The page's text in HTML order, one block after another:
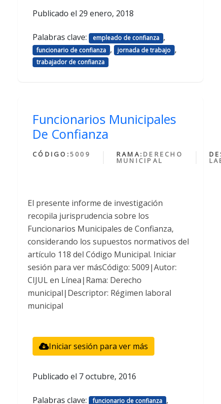
Publicado el 29 enero, 2018
Palabras clave: empleado de confianza ,
funcionario de confianza , jornada de trabajo ,
trabajador de confianza
Funcionarios Municipales
De Confianza
CÓDIGO:5009 RAMA: DERECHO
MUNICIPAL
El presente informe de investigación
recopila jurisprudencia sobre los
Funcionarios Municipales de Confianza,
considerando los supuestos normativos del
artículo 118 del Código Municipal. Iniciar
sesión para ver másCódigo: 5009|Autor:
CIJUL en Línea|Rama: Derecho
municipal|Descriptor: Régimen laboral
municipal
Iniciar sesión para ver más
Publicado el 7 octubre, 2016
Palabras clave: funcionario de confianza ,